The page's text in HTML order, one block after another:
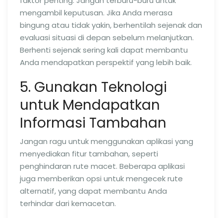
mengambil keputusan. Jika Anda merasa
bingung atau tidak yakin, berhentilah sejenak dan
evaluasi situasi di depan sebelum melanjutkan.
Berhenti sejenak sering kali dapat membantu
Anda mendapatkan perspektif yang lebih baik.
5. Gunakan Teknologi
untuk Mendapatkan
Informasi Tambahan
Jangan ragu untuk menggunakan aplikasi yang
menyediakan fitur tambahan, seperti
penghindaran rute macet. Beberapa aplikasi
juga memberikan opsi untuk mengecek rute
alternatif, yang dapat membantu Anda
terhindar dari kemacetan.